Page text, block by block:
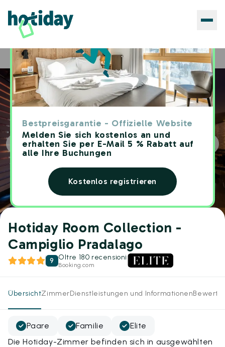
Bestpreisgarantie - Offizielle Website
Melden Sie sich kostenlos an und
erhalten Sie per E-Mail 5 % Rabatt auf
alle Ihre Buchungen
Kostenlos registrieren
Home Hotels Hotiday Room Collection - Campiglio Pradalago
Hotiday Room Collection -
Campiglio Pradalago
9 Oltre 180 recensioni
Booking.com
ÜbersichtZimmerDienstleistungen und Informationen
Paare Familie
Elite
Die Hotiday-Zimmer befinden sich in ausgewählten